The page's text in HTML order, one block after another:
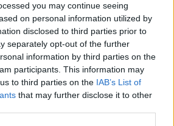
you may continue seeing
on personal information utilized by
disclosed to third parties prior to
separately opt-out of the further
information by third parties on the
participants. This information may
to third parties on the IAB’s List of
that may further disclose it to other